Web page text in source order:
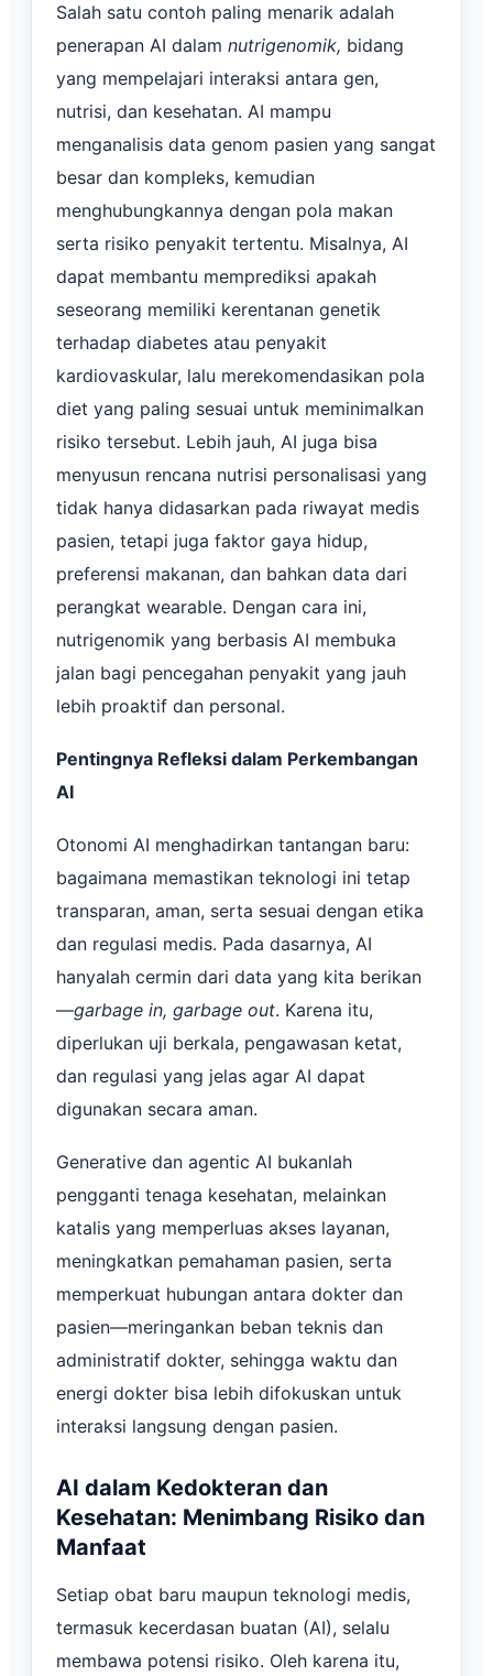
Salah satu contoh paling menarik adalah
penerapan AI dalam nutrigenomik, bidang
yang mempelajari interaksi antara gen,
nutrisi, dan kesehatan. AI mampu
menganalisis data genom pasien yang sangat
besar dan kompleks, kemudian
menghubungkannya dengan pola makan
serta risiko penyakit tertentu. Misalnya, AI
dapat membantu memprediksi apakah
seseorang memiliki kerentanan genetik
terhadap diabetes atau penyakit
kardiovaskular, lalu merekomendasikan pola
diet yang paling sesuai untuk meminimalkan
risiko tersebut. Lebih jauh, AI juga bisa
menyusun rencana nutrisi personalisasi yang
tidak hanya didasarkan pada riwayat medis
pasien, tetapi juga faktor gaya hidup,
preferensi makanan, dan bahkan data dari
perangkat wearable. Dengan cara ini,
nutrigenomik yang berbasis AI membuka
jalan bagi pencegahan penyakit yang jauh
lebih proaktif dan personal.
Pentingnya Refleksi dalam Perkembangan
AI
Otonomi AI menghadirkan tantangan baru:
bagaimana memastikan teknologi ini tetap
transparan, aman, serta sesuai dengan etika
dan regulasi medis. Pada dasarnya, AI
hanyalah cermin dari data yang kita berikan
—garbage in, garbage out. Karena itu,
diperlukan uji berkala, pengawasan ketat,
dan regulasi yang jelas agar AI dapat
digunakan secara aman.
Generative dan agentic AI bukanlah
pengganti tenaga kesehatan, melainkan
katalis yang memperluas akses layanan,
meningkatkan pemahaman pasien, serta
memperkuat hubungan antara dokter dan
pasien—meringankan beban teknis dan
administratif dokter, sehingga waktu dan
energi dokter bisa lebih difokuskan untuk
interaksi langsung dengan pasien.
AI dalam Kedokteran dan
Kesehatan: Menimbang Risiko dan
Manfaat
Setiap obat baru maupun teknologi medis,
termasuk kecerdasan buatan (AI), selalu
membawa potensi risiko. Oleh karena itu,